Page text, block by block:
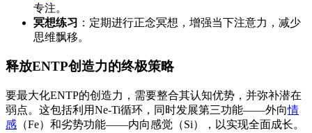
专注。
冥想练习 ：定期进行正念冥想，增强当下注意力，减少
思维飘移。
释放ENTP创造力的终极策略
要最大化ENTP的创造力，需要整合其认知优势，并弥补潜在
弱点。这包括利用Ne-Ti循环，同时发展第三功能——外向情
感 （Fe）和劣势功能——内向感觉（Si），以实现全面成长。